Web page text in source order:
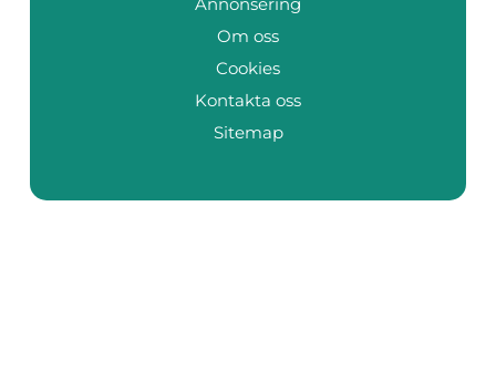
Om oss
Cookies
Kontakta oss
Sitemap